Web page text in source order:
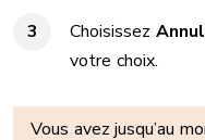
Choisissez
votre choix.
Vous avez jusqu’au